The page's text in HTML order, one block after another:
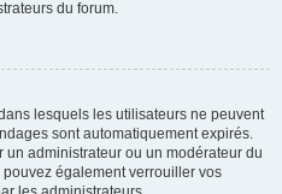
du forum.
lesquels les utilisateurs ne peuvent
sont automatiquement expirés.
administrateur ou un modérateur du
également verrouiller vos